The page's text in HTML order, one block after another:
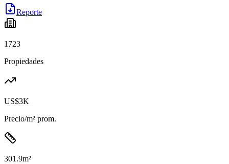
Reporte
1723
Propiedades
US$3K
Precio/m² prom.
301.9m²